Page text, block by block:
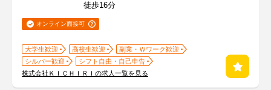
徒歩16分
オンライン面接可
大学生歓迎 高校生歓迎
副業・Ｗワーク歓迎
シルバー歓迎
シフト自由・自己申告
株式会社ＫＩＣＨＩＲＩの求人一覧を見る